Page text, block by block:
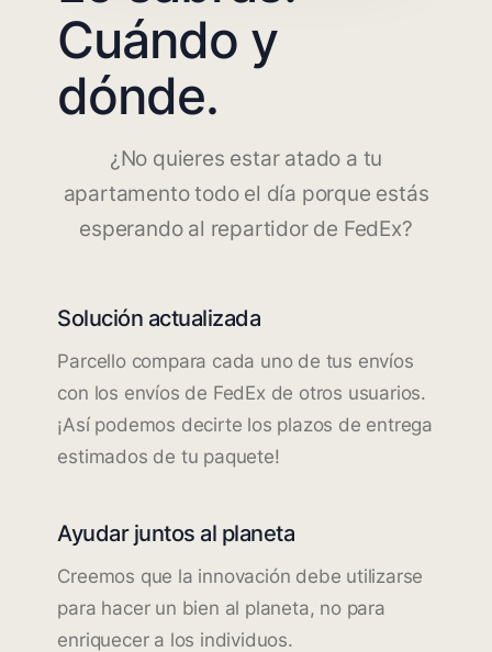
Cuándo y
dónde.
¿No quieres estar atado a tu
apartamento todo el día porque estás
esperando al repartidor de FedEx?
Solución actualizada
Parcello compara cada uno de tus envíos
con los envíos de FedEx de otros usuarios.
¡Así podemos decirte los plazos de entrega
estimados de tu paquete!
Ayudar juntos al planeta
Creemos que la innovación debe utilizarse
para hacer un bien al planeta, no para
enriquecer a los individuos.